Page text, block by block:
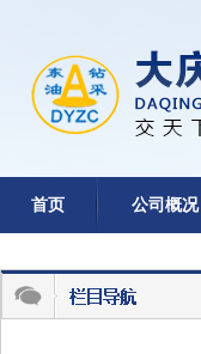
首页 公司概况